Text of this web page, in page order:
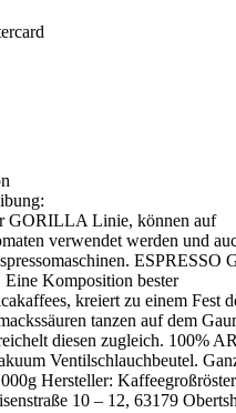
GORILLA Linie, können auf
verwendet werden und
ESPRESSO
Komposition bester
kreiert zu einem Fest
tanzen auf dem
diesen zugleich. 100%
Ventilschlauchbeutel.
Hersteller:
10 – 12, 63179